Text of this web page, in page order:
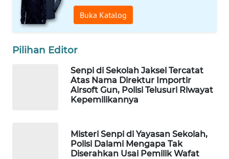
Buka Katalog
Pilihan Editor
Senpi di Sekolah Jaksel Tercatat
Atas Nama Direktur Importir
Airsoft Gun, Polisi Telusuri Riwayat
Kepemilikannya
Misteri Senpi di Yayasan Sekolah,
Polisi Dalami Mengapa Tak
Diserahkan Usai Pemilik Wafat
WAHANA
TV
WAHANANEWS